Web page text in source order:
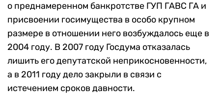
о преднамеренном банкротстве ГУП ГАВС ГА и
присвоении госимущества в особо крупном
размере в отношении него возбуждалось еще в
2004 году. В 2007 году Госдума отказалась
лишить его депутатской неприкосновенности,
а в 2011 году дело закрыли в связи с
истечением сроков давности.